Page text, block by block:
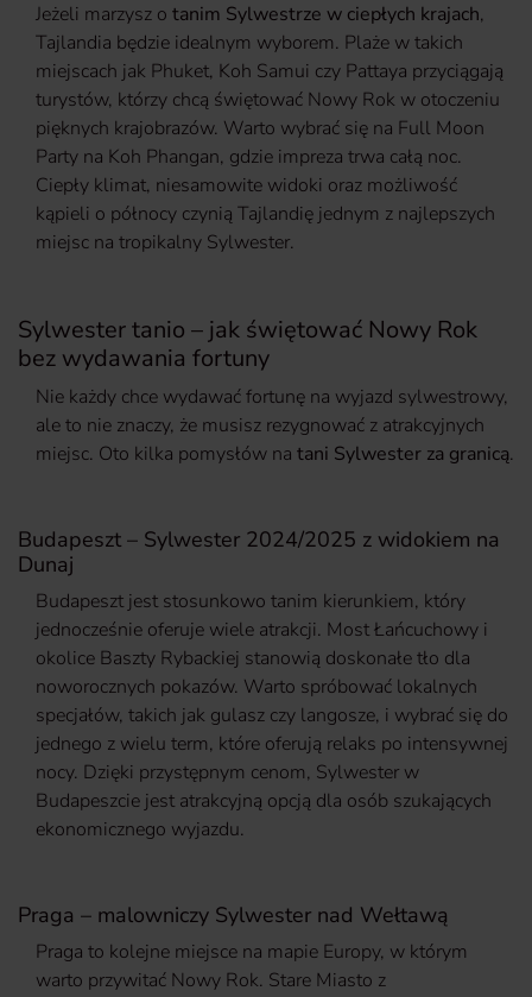
Jeżeli marzysz o tanim Sylwestrze w ciepłych krajach,
Tajlandia będzie idealnym wyborem. Plaże w takich
miejscach jak Phuket, Koh Samui czy Pattaya przyciągają
turystów, którzy chcą świętować Nowy Rok w otoczeniu
pięknych krajobrazów. Warto wybrać się na Full Moon
Party na Koh Phangan, gdzie impreza trwa całą noc.
Ciepły klimat, niesamowite widoki oraz możliwość
kąpieli o północy czynią Tajlandię jednym z najlepszych
miejsc na tropikalny Sylwester.
Sylwester tanio – jak świętować Nowy Rok
bez wydawania fortuny
Nie każdy chce wydawać fortunę na wyjazd sylwestrowy,
ale to nie znaczy, że musisz rezygnować z atrakcyjnych
miejsc. Oto kilka pomysłów na tani Sylwester za granicą.
Budapeszt – Sylwester 2024/2025 z widokiem na
Dunaj
Budapeszt jest stosunkowo tanim kierunkiem, który
jednocześnie oferuje wiele atrakcji. Most Łańcuchowy i
okolice Baszty Rybackiej stanowią doskonałe tło dla
noworocznych pokazów. Warto spróbować lokalnych
specjałów, takich jak gulasz czy langosze, i wybrać się do
jednego z wielu term, które oferują relaks po intensywnej
nocy. Dzięki przystępnym cenom, Sylwester w
Budapeszcie jest atrakcyjną opcją dla osób szukających
ekonomicznego wyjazdu.
Praga – malowniczy Sylwester nad Wełtawą
Praga to kolejne miejsce na mapie Europy, w którym
warto przywitać Nowy Rok. Stare Miasto z